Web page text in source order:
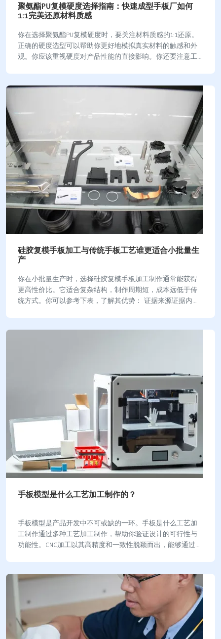
聚氨酯PU复模硬度选择指南：快速成型手板厂如何
1:1完美还原材料质感
你在选择聚氨酯PU复模硬度时，要关注材料质感的1:1还原。
正确的硬度选型可以帮助你更好地模拟真实材料的触感和外
观。你应该重视硬度对产品性能的直接影响。你还要注意工
硅胶复模手板加工与传统手板工艺谁更适合小批量生
产
你在小批量生产时，选择硅胶复模手板加工制作通常能获得
更高性价比。它适合复杂结构，制作周期短，成本远低于传
统方式。你可以参考下表，了解其优势： 证据来源证据内容
手板模型是什么工艺加工制作的？
手板模型是产品开发中不可或缺的一环。手板是什么工艺加
工制作通过多种工艺加工制作，帮助你验证设计的可行性与
功能性。CNC加工以其高精度和一致性脱颖而出，能够通过计